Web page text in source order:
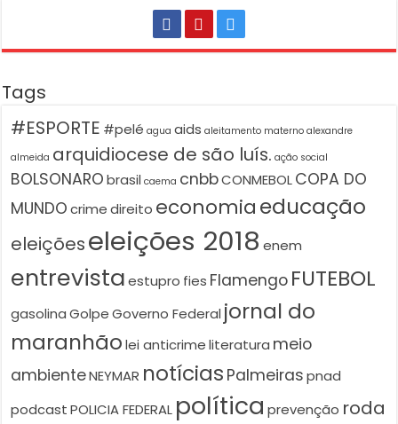
Tags
#ESPORTE #pelé agua aids aleitamento materno alexandre
almeida arquidiocese de são luís. ação social
BOLSONARO brasil caema cnbbCONMEBOLCOPA DO
MUNDO crime direito economiaeducação
eleiçõeseleições 2018 enem
entrevista estupro fies Flamengo FUTEBOL
gasolina Golpe Governo Federal jornal do
maranhão lei anticrime literatura meio
ambienteNEYMAR notícias Palmeiras pnad
podcast POLICIA FEDERAL política prevenção roda